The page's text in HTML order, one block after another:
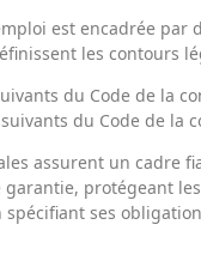
est encadrée par
les contours
du Code de la
du Code de la
assurent un cadre
garantie, protégeant
spécifiant ses